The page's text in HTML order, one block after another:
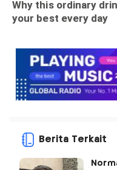
Berita Terkait